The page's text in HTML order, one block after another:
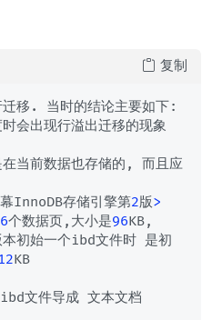
会出现行溢出迁移的现象
在当前数据也存储的, 而且应
InnoDB存储引擎第2版>
6个数据页,大小是96KB,
本初始一个ibd文件时 是初
KB
文件导成 文本文档
复制